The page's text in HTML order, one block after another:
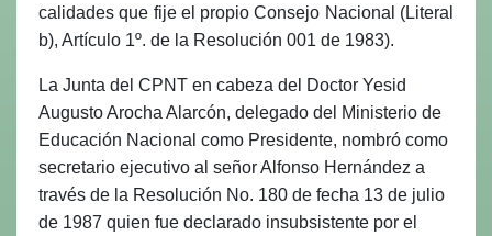
calidades que fije el propio Consejo Nacional (Literal
b), Artículo 1º. de la Resolución 001 de 1983).
La Junta del CPNT en cabeza del Doctor Yesid
Augusto Arocha Alarcón, delegado del Ministerio de
Educación Nacional como Presidente, nombró como
secretario ejecutivo al señor Alfonso Hernández a
través de la Resolución No. 180 de fecha 13 de julio
de 1987 quien fue declarado insubsistente por el